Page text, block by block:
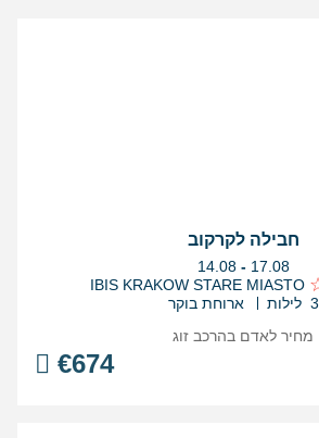
חבילה לקרקוב
בין
התאריכים,
14.08 - 17.08
IBIS KRAKOW STARE MIASTO
3 לילות
ארוחת בוקר
€674
מחיר לאדם בהרכב זוג